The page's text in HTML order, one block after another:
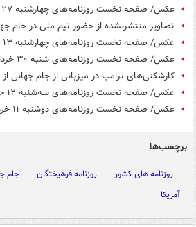
عکس/ صفحه نخست روزنامه‌های چهارشنبه ۲۷ خرداد ۱۴۰۵
تصاویر منتشرنشده از حضور تیم ملی در جام جهانی ۱۹۹۸
عکس/ صفحه نخست روزنامه‌های چهارشنبه ۱۳ خرداد ۱۴۰۵
عکس/ صفحه نخست روزنامه‌های ‌شنبه ۳۰ خرداد ۱۴۰۵
کارشکنی‌های ترامپ در میزبانی از جام جهانی
عکس/ صفحه نخست روزنامه‌های سه‌شنبه ۱۲ خرداد ۱۴۰۵
عکس/ صفحه نخست روزنامه‌های دوشنبه ۱۱ خرداد ۱۴۰۵
برچسب‌ها
روزنامه های کشور روزنامه فرهیختگان جام
آمریکا